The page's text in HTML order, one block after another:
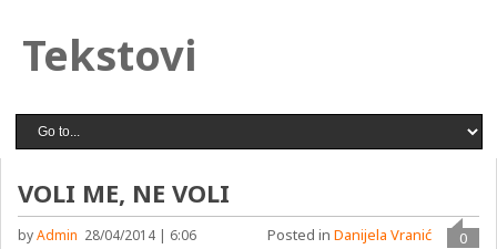
Tekstovi
VOLI ME, NE VOLI
byAdmin 28/04/2014 | 6:06 0
Posted in Danijela Vranić